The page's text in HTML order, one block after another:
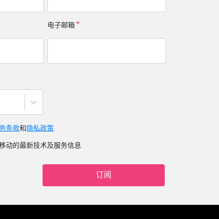
电子邮箱
条款和隐私政策
动的最新技术及服务信息
订阅